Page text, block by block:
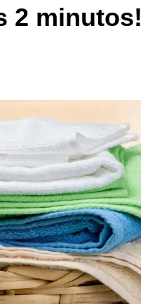
2 minutos!